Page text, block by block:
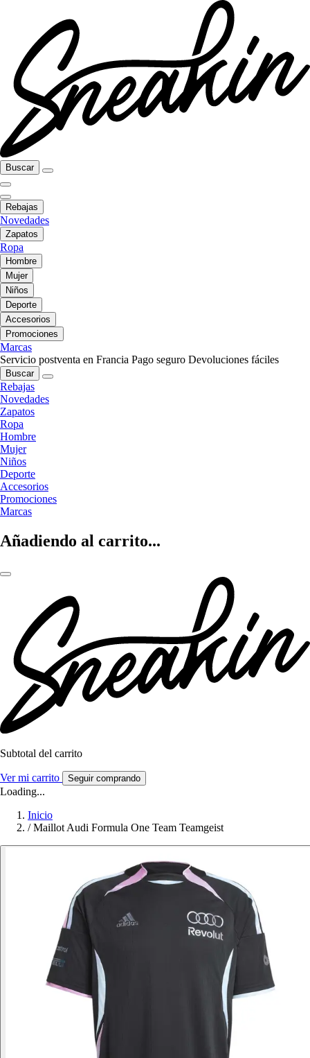
Buscar
Rebajas
Novedades
Zapatos
Ropa
Hombre
Mujer
Niños
Deporte
Accesorios
Promociones
Marcas
Servicio postventa en Francia Pago seguro Devoluciones fáciles
Buscar
Rebajas
Novedades
Zapatos
Ropa
Hombre
Mujer
Niños
Deporte
Accesorios
Promociones
Marcas
Añadiendo al carrito...
Subtotal del carrito
Ver mi carrito Seguir comprando
Loading...
Inicio
/ Maillot Audi Formula One Team Teamgeist